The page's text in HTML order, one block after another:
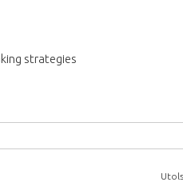
strategies